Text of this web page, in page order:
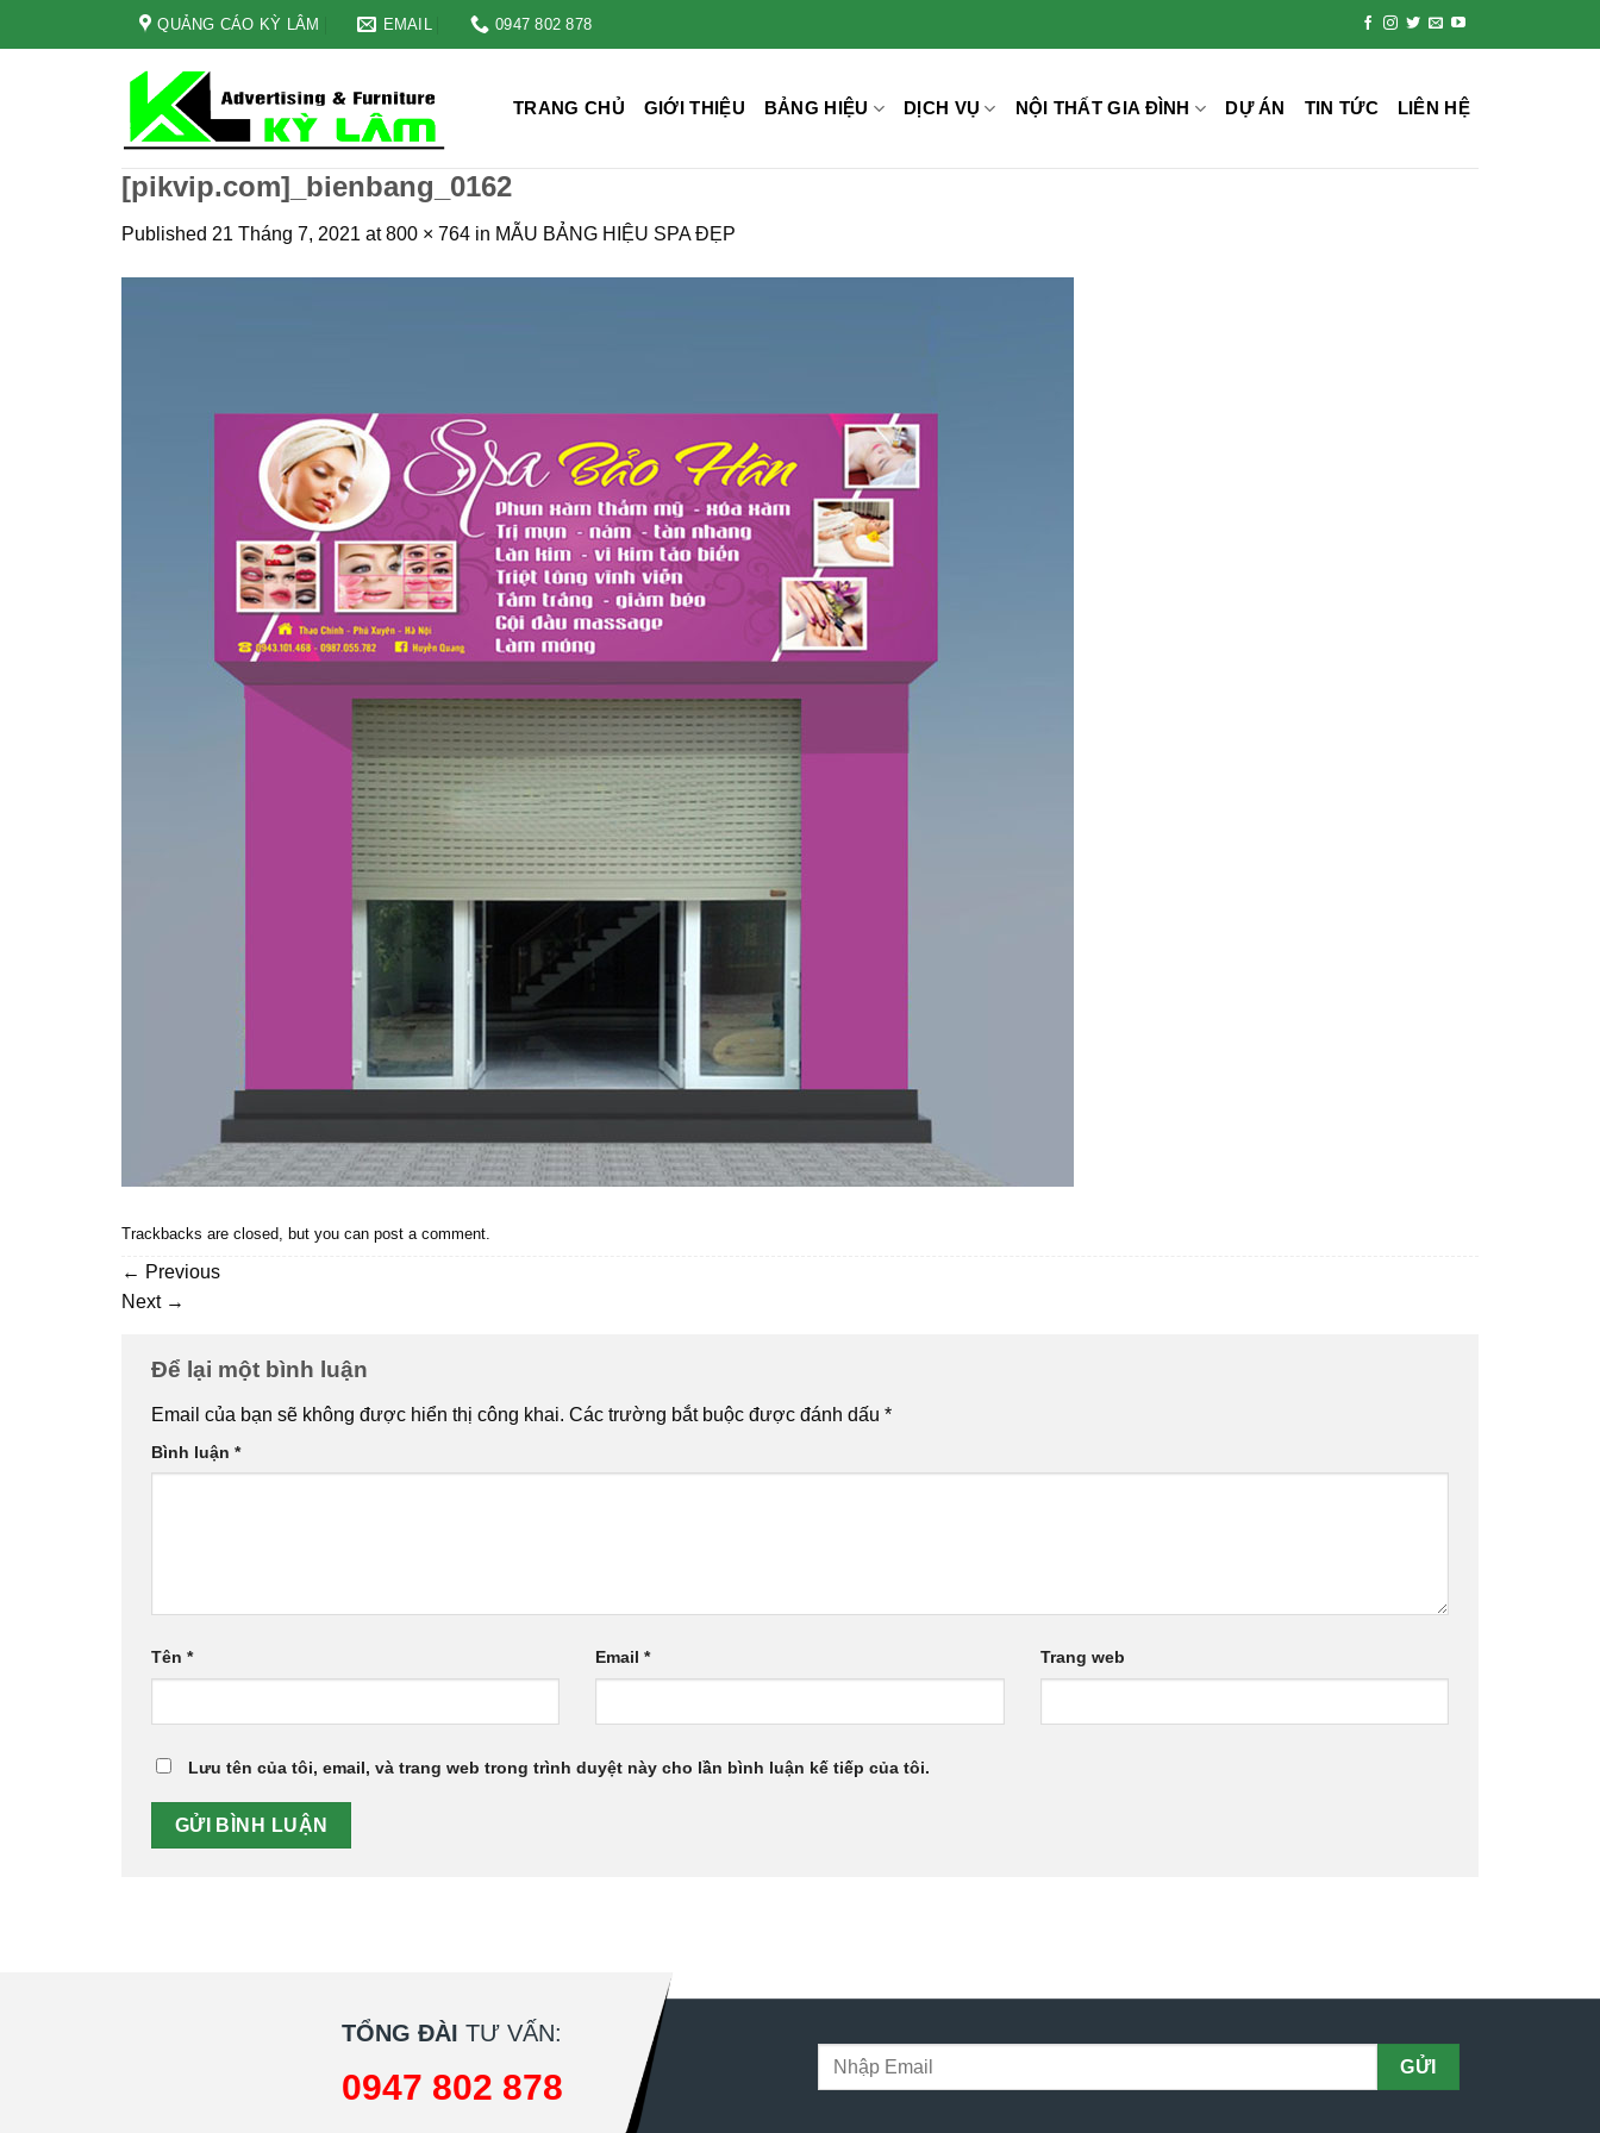
QUẢNG CÁO KỲ LÂM EMAIL 0947 802 878
TRANG CHỦ GIỚI THIỆU BẢNG HIỆU DỊCH VỤ NỘI THẤT GIA ĐÌNH DỰ ÁN TIN TỨC LIÊN HỆ
[pikvip.com]_bienbang_0162
Published 21 Tháng 7, 2021 at800 × 764 in MẪU BẢNG HIỆU SPA ĐẸP
Trackbacks are closed, but you can post a comment.
← Previous
Next →
Để lại một bình luận
Email của bạn sẽ không được hiển thị công khai. Các trường bắt buộc được đánh dấu *
Bình luận *
Tên * Email* Trang web
Lưu tên của tôi, email, và trang web trong trình duyệt này cho lần bình luận kế tiếp của tôi.
TỔNG ĐÀI TƯ VẤN:
0947 802 878